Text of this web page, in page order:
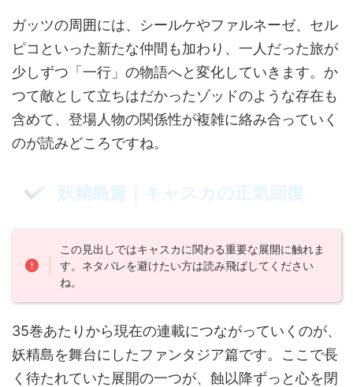
ガッツの周囲には、シールケやファルネーゼ、セル
ピコといった新たな仲間も加わり、一人だった旅が
少しずつ「一行」の物語へと変化していきます。か
つて敵として立ちはだかったゾッドのような存在も
含めて、登場人物の関係性が複雑に絡み合っていく
のが読みどころですね。
妖精島篇｜キャスカの正気回復
この見出しではキャスカに関わる重要な展開に触れま
す。ネタバレを避けたい方は読み飛ばしてください
ね。
35巻あたりから現在の連載につながっていくのが、
妖精島を舞台にしたファンタジア篇です。ここで長
く待たれていた展開の一つが、蝕以降ずっと心を閉